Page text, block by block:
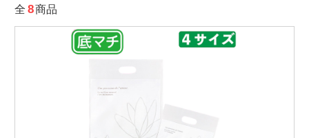
全 8商品